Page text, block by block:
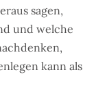
sagen,
und welche
kann als